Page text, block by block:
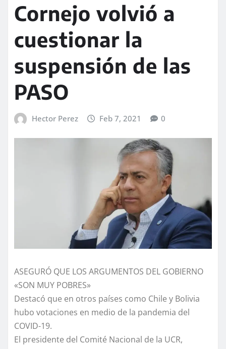
Cornejo volvió a
cuestionar la
suspensión de las
PASO
Hector Perez Feb 7, 2021 0
ASEGURÓ QUE LOS ARGUMENTOS DEL GOBIERNO
«SON MUY POBRES»
Destacó que en otros países como Chile y Bolivia
hubo votaciones en medio de la pandemia del
COVID-19.
El presidente del Comité Nacional de la UCR,